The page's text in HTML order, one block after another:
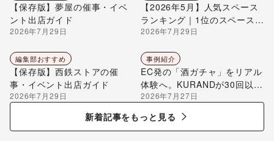
【保存版】夢屋の催事・イベ
ント出店ガイド
2026年7月29日
【2026年5月】人気スペース
ランキング｜1位のスペースを
編集部が解説
2026年7月29日
編集部おすすめ
【保存版】西鉄ストアの催
事・イベント出店ガイド
2026年7月29日
事例紹介
EC発の「酒ガチャ」をリアル
体験へ。KURANDが30回以上
のポップアップ出店で届け
る“新しいお酒との出会い”
2026年7月27日
新着記事をもっと見る